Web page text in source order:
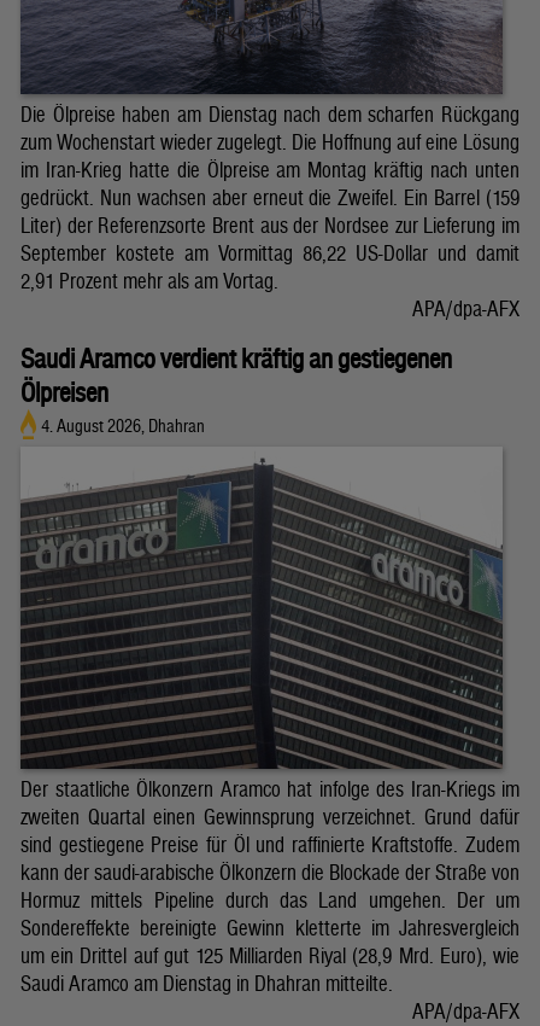
Die Ölpreise haben am Dienstag nach dem scharfen Rückgang
zum Wochenstart wieder zugelegt. Die Hoffnung auf eine Lösung
im Iran-Krieg hatte die Ölpreise am Montag kräftig nach unten
gedrückt. Nun wachsen aber erneut die Zweifel. Ein Barrel (159
Liter) der Referenzsorte Brent aus der Nordsee zur Lieferung im
September kostete am Vormittag 86,22 US-Dollar und damit
2,91 Prozent mehr als am Vortag.
APA/dpa-AFX
Saudi Aramco verdient kräftig an gestiegenen
Ölpreisen
4. August 2026, Dhahran
Der staatliche Ölkonzern Aramco hat infolge des Iran-Kriegs im
zweiten Quartal einen Gewinnsprung verzeichnet. Grund dafür
sind gestiegene Preise für Öl und raffinierte Kraftstoffe. Zudem
kann der saudi-arabische Ölkonzern die Blockade der Straße von
Hormuz mittels Pipeline durch das Land umgehen. Der um
Sondereffekte bereinigte Gewinn kletterte im Jahresvergleich
um ein Drittel auf gut 125 Milliarden Riyal (28,9 Mrd. Euro), wie
Saudi Aramco am Dienstag in Dhahran mitteilte.
APA/dpa-AFX